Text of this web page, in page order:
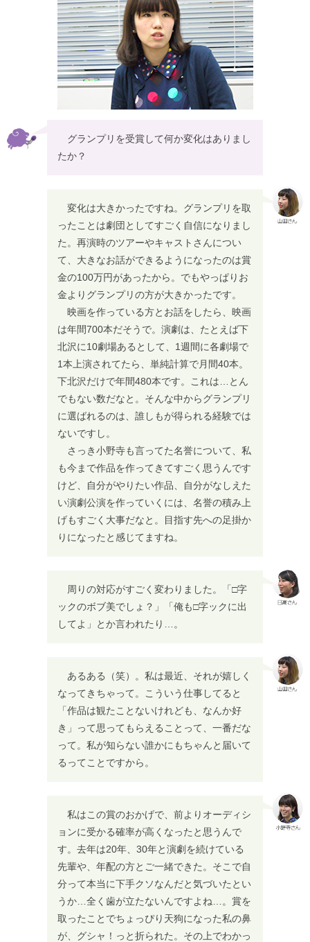
グランプリを受賞して何か変化はありまし
たか？
変化は大きかったですね。グランプリを取
ったことは劇団としてすごく自信になりまし
た。再演時のツアーやキャストさんについ
て、大きなお話ができるようになったのは賞
金の100万円があったから。でもやっぱりお
金よりグランプリの方が大きかったです。
映画を作っている方とお話をしたら、映画
は年間700本だそうで。演劇は、たとえば下
北沢に10劇場あるとして、1週間に各劇場で
1本上演されてたら、単純計算で月間40本。
下北沢だけで年間480本です。これは…とん
でもない数だなと。そんな中からグランプリ
に選ばれるのは、誰しもが得られる経験では
ないですし。
さっき小野寺も言ってた名誉について、私
も今まで作品を作ってきてすごく思うんです
けど、自分がやりたい作品、自分がなしえた
い演劇公演を作っていくには、名誉の積み上
げもすごく大事だなと。目指す先への足掛か
りになったと感じてますね。
周りの対応がすごく変わりました。「□字
ックのボブ美でしょ？」「俺も□字ックに出
してよ」とか言われたり…。
あるある（笑）。私は最近、それが嬉しく
なってきちゃって。こういう仕事してると
「作品は観たことないけれども、なんか好
き」って思ってもらえることって、一番だな
って。私が知らない誰かにもちゃんと届いて
るってことですから。
私はこの賞のおかげで、前よりオーディシ
ョンに受かる確率が高くなったと思うんで
す。去年は20年、30年と演劇を続けている
先輩や、年配の方とご一緒できた。そこで自
分って本当に下手クソなんだと気づいたとい
うか…全く歯が立たないんですよね…。賞を
取ったことでちょっぴり天狗になった私の鼻
が、グシャ！っと折られた。その上でわかっ